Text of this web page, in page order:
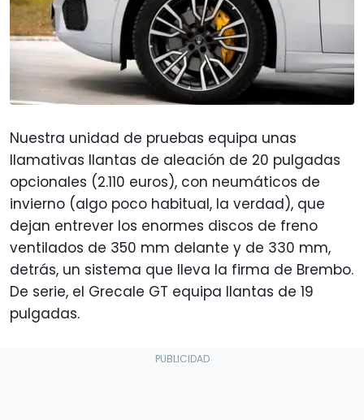
Nuestra unidad de pruebas equipa unas
llamativas llantas de aleación de 20 pulgadas
opcionales (2.110 euros), con neumáticos de
invierno (algo poco habitual, la verdad), que
dejan entrever los enormes discos de freno
ventilados de 350 mm delante y de 330 mm,
detrás, un sistema que lleva la firma de Brembo.
De serie, el Grecale GT equipa llantas de 19
pulgadas.